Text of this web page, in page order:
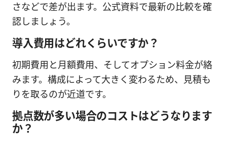
さなどで差が出ます。公式資料で最新の比較を確
認しましょう。
導入費用はどれくらいですか？
初期費用と月額費用、そしてオプション料金が絡
みます。構成によって大きく変わるため、見積も
りを取るのが近道です。
拠点数が多い場合のコストはどうなります
か？